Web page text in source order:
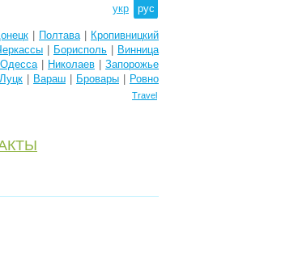
укр рус
Полтава
Кропивницкий
Борисполь
Винница
Одесса Николаев
Запорожье
Луцк Вараш Бровары
Ровно
Travel